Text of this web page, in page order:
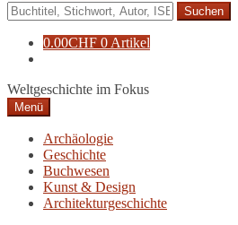
Suche
nach:
0.00CHF 0 Artikel
Weltgeschichte im Fokus
Menü
Archäologie
Geschichte
Buchwesen
Kunst & Design
Architekturgeschichte